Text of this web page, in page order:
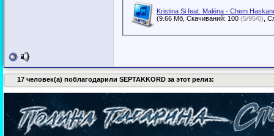
Kristina Si feat. Maléna - Chem
(9.66 Мб, Скачиваний: 100(5/95/0)
17 человек(а) поблагодарили SEPTAKKORD за этот релиз: